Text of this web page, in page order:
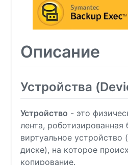
Описание
Устройства
Устройство - это
лента, роботизированная
виртуальное устройство
диске), на которое
копирование.